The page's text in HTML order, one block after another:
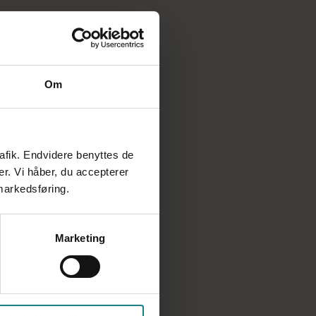
Om
Endvidere benyttes de
Vi håber, du accepterer
Marketing